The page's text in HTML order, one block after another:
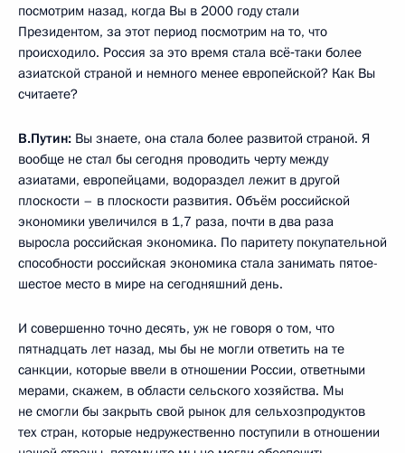
посмотрим назад, когда Вы в 2000 году стали
Президентом, за этот период посмотрим на то, что
происходило. Россия за это время стала всё‑таки более
азиатской страной и немного менее европейской? Как Вы
считаете?
В.Путин: Вы знаете, она стала более развитой страной. Я
вообще не стал бы сегодня проводить черту между
азиатами, европейцами, водораздел лежит в другой
плоскости – в плоскости развития. Объём российской
экономики увеличился в 1,7 раза, почти в два раза
выросла российская экономика. По паритету покупательной
способности российская экономика стала занимать пятое-
шестое место в мире на сегодняшний день.
И совершенно точно десять, уж не говоря о том, что
пятнадцать лет назад, мы бы не могли ответить на те
санкции, которые ввели в отношении России, ответными
мерами, скажем, в области сельского хозяйства. Мы
не смогли бы закрыть свой рынок для сельхозпродуктов
тех стран, которые недружественно поступили в отношении